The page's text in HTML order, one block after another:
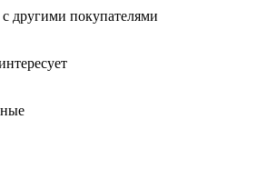
другими покупателями